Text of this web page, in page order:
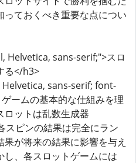
ておくべき重要な点につい
Helvetica, sans-serif;">スロ
る</h3>
sans-serif; font-
ームの基本的な仕組みを理
ロットは乱数生成器
スピンの結果は完全にラン
が将来の結果に影響を与え
、各スロットゲームには